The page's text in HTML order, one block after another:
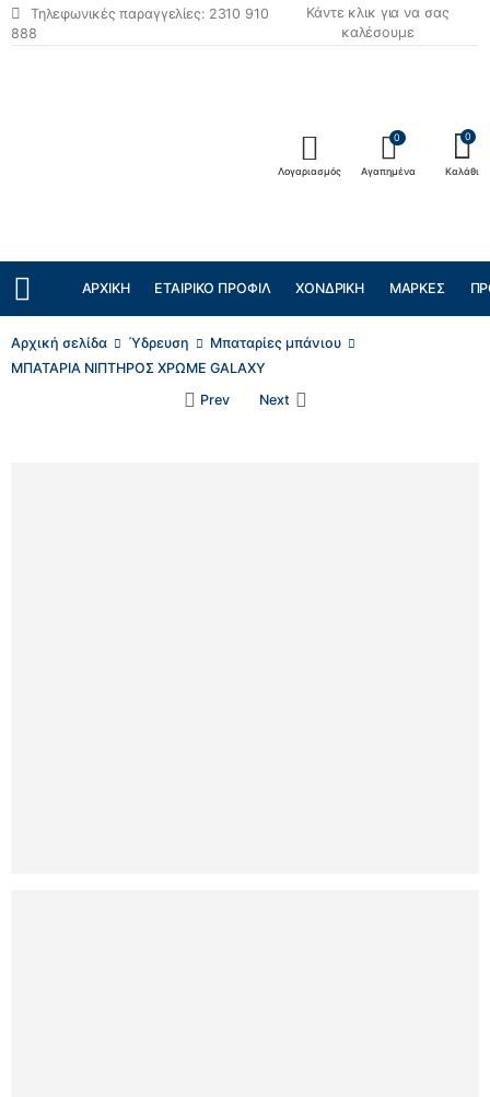
Τηλεφωνικές παραγγελίες: 2310 910
888
Κάντε κλικ για να σας
καλέσουμε
Λογαριασμός
0
Αγαπημένα
0
Καλάθι
ΑΡΧΙΚΉ ΕΤΑΙΡΙΚΌ ΠΡΟΦΊΛ ΧΟΝΔΡΙΚΉ ΜΆΡΚΕΣ
Αρχική σελίδα Ύδρευση
Μπαταρίες μπάνιου
ΜΠΑΤΑΡΙΑ ΝΙΠΤΗΡΟΣ ΧΡΩΜΕ GALAXY
Prev
Next